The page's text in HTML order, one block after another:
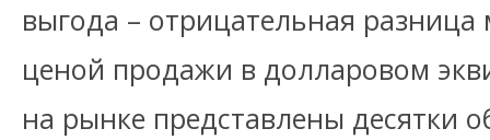
выгода – отрицательная
ценой продажи в долларовом
на рынке представлены десятки